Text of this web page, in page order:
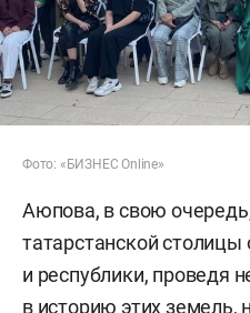
Фото: «БИЗНЕС Online»
Аюпова, в свою
татарстанской столицы
и республики, проведя
в историю этих земель,